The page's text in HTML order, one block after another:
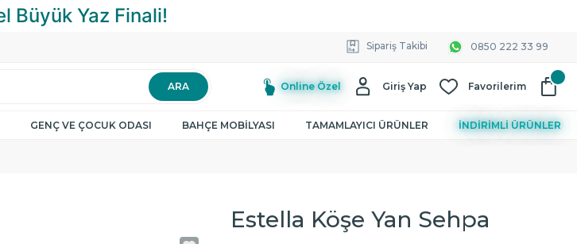
Sipariş Takibi 0850 222 33 99
ARA Online Özel Giriş Yap Favorilerim
GENÇ VE ÇOCUK ODASI BAHÇE MOBİLYASI TAMAMLAYICI ÜRÜNLER İNDİRİMLİ ÜRÜNLER
Estella Köşe Yan Sehpa